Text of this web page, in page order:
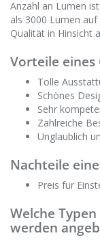
Anzahl an Lumen
als 3000 Lumen
Qualität in Hinsicht
Vorteile
Tolle
Schönes
Sehr
Zahlreiche
Unglaublich
Nachteile
Preis für
Welche
werden